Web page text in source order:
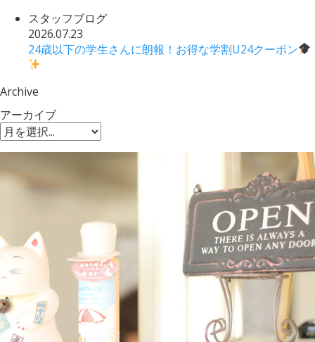
スタッフブログ
2026.07.23
24歳以下の学生さんに朗報！お得な学割U24クーポン
Archive
アーカイブ